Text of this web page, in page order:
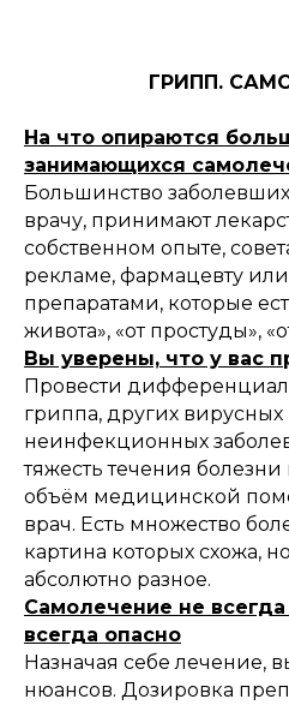
ГРИПП.
На что опираются
занимающихся
Большинство
врачу, принимают
собственном опыте,
рекламе, фармацевту или
препаратами, которые
живота», «от простуды»,
Вы уверены, что у вас
Провести
гриппа, других
неинфекционных
тяжесть течения
объём медицинской
врач. Есть множество
картина которых схожа,
абсолютно разное.
Самолечение не
всегда опасно
Назначая себе лечение,
нюансов. Дозировка